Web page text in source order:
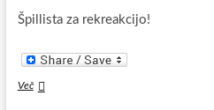
Špillista za rekreakcijo!
VečBicikelviže